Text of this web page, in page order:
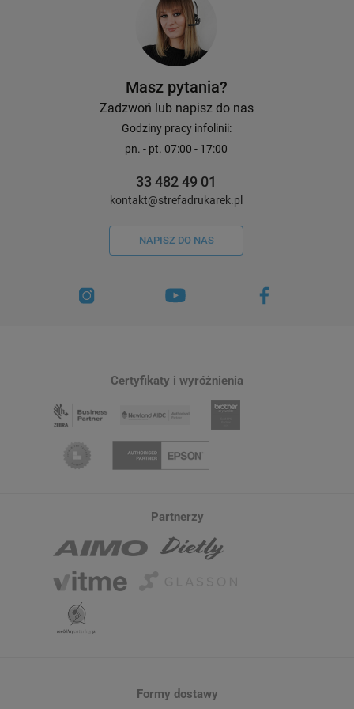
Masz pytania?
Zadzwoń lub napisz do nas
Godziny pracy infolinii:
pn. - pt. 07:00 - 17:00
33 482 49 01
kontakt@strefadrukarek.pl
NAPISZ DO NAS
Certyfikaty i wyróżnienia
Partnerzy
Formy dostawy